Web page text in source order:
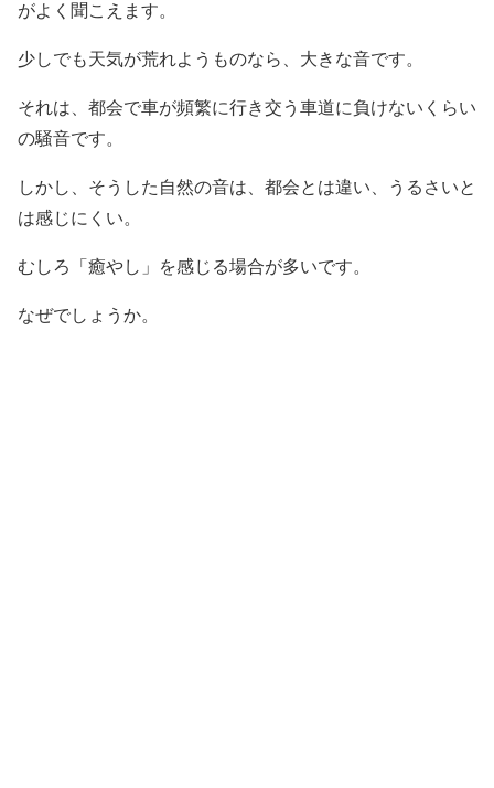
がよく聞こえます。
少しでも天気が荒れようものなら、大きな音です。
それは、都会で車が頻繁に行き交う車道に負けないくらい
の騒音です。
しかし、そうした自然の音は、都会とは違い、うるさいと
は感じにくい。
むしろ「癒やし」を感じる場合が多いです。
なぜでしょうか。